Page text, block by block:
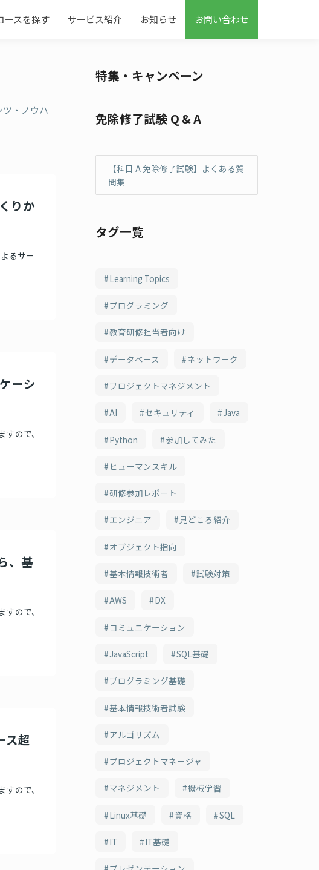
ースを探す サービス紹介 お知らせ お問い合わせ
・ノウハ
りか
るサー
ーシ
ので、
、基
ので、
ス超
ので、
特集・キャンペーン
免除修了試験 Q & A
【科目 A 免除修了試験】よくある質
問集
タグ一覧
Learning Topics
プログラミング
教育研修担当者向け
データベース ネットワーク
プロジェクトマネジメント
AI セキュリティ Java
Python 参加してみた
ヒューマンスキル
研修参加レポート
エンジニア 見どころ紹介
オブジェクト指向
基本情報技術者 試験対策
AWS DX
コミュニケーション
JavaScript SQL基礎
プログラミング基礎
基本情報技術者試験
アルゴリズム
プロジェクトマネージャ
マネジメント 機械学習
Linux基礎 資格 SQL
IT IT基礎